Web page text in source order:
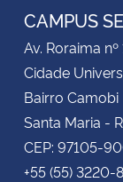
CAMPUS
Av. Roraima
Cidade
Bairro Camobi
Santa Maria -
CEP: 97105-
+55 (55)